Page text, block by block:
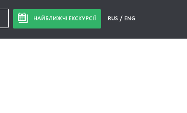
НАЙБЛИЖЧІ ЕКСКУРСІЇ RUS ENG